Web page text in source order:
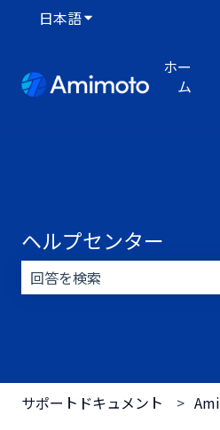
日本語翻訳のサブメニューを
ホー
ム
ヘルプセンター
サポートドキュメント